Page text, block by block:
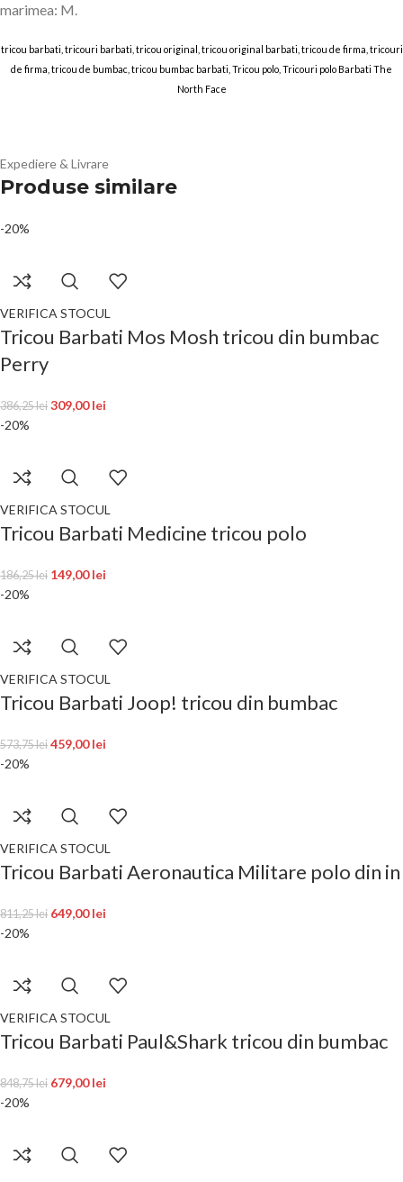
marimea: M.
tricou barbati, tricouri barbati, tricou original, tricou original barbati, tricou de firma, tricouri
de firma, tricou de bumbac, tricou bumbac barbati, Tricou polo, Tricouri polo Barbati The
North Face
Expediere & Livrare
Produse similare
-20%
VERIFICA STOCUL
Tricou Barbati Mos Mosh tricou din bumbac
Perry
386,25lei 309,00lei
-20%
VERIFICA STOCUL
Tricou Barbati Medicine tricou polo
186,25lei 149,00lei
-20%
VERIFICA STOCUL
Tricou Barbati Joop! tricou din bumbac
573,75lei 459,00lei
-20%
VERIFICA STOCUL
Tricou Barbati Aeronautica Militare polo din in
811,25lei 649,00lei
-20%
VERIFICA STOCUL
Tricou Barbati Paul&Shark tricou din bumbac
848,75lei 679,00lei
-20%